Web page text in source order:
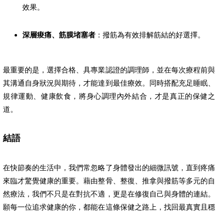
效果。
深層痠痛、筋膜堵塞者 ：撥筋為有效排解筋結的好選擇。
最重要的是，選擇合格、具專業認證的調理師，並在每次療程前與
其溝通自身狀況與期待，才能達到最佳療效。同時搭配充足睡眠、
規律運動、健康飲食，將身心調理內外結合，才是真正的保健之
道。
結語
在快節奏的生活中，我們常忽略了身體發出的細微訊號，直到疼痛
來臨才驚覺健康的重要。藉由整骨、整復、推拿與撥筋等多元的自
然療法，我們不只是在對抗不適，更是在修復自己與身體的連結。
願每一位追求健康的你，都能在這條保健之路上，找回最真實且穩